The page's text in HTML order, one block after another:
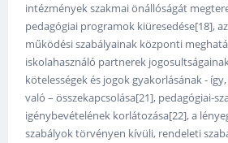
intézmények szakmai önállóságát
pedagógiai programok kiüresedése[18],
működési szabályainak központi
iskolahasználó partnerek
kötelességek és jogok gyakorlásának -
való – összekapcsolása[21], pedagógiai-
igénybevételének korlátozása[22], a
szabályok törvényen kívüli, rendeleti